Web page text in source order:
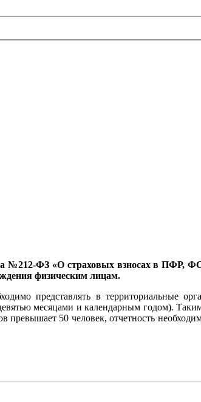
№212-ФЗ «О страховых взносах в ПФР,
физическим лицам.
представлять в территориальные
месяцами и календарным годом).
превышает 50 человек, отчетность